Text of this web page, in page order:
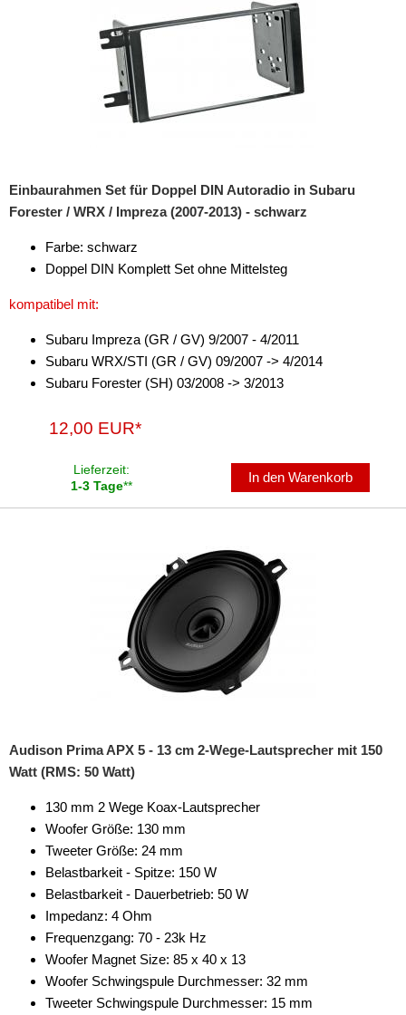
Einbaurahmen Set für Doppel DIN Autoradio in Subaru
Forester / WRX / Impreza (2007-2013) - schwarz
Farbe: schwarz
Doppel DIN Komplett Set ohne Mittelsteg
kompatibel mit:
Subaru Impreza (GR / GV) 9/2007 - 4/2011
Subaru WRX/STI (GR / GV) 09/2007 -> 4/2014
Subaru Forester (SH) 03/2008 -> 3/2013
12,00 EUR*
Lieferzeit:
1-3 Tage**
In den Warenkorb
Audison Prima APX 5 - 13 cm 2-Wege-Lautsprecher mit 150
Watt (RMS: 50 Watt)
130 mm 2 Wege Koax-Lautsprecher
Woofer Größe: 130 mm
Tweeter Größe: 24 mm
Belastbarkeit - Spitze: 150 W
Belastbarkeit - Dauerbetrieb: 50 W
Impedanz: 4 Ohm
Frequenzgang: 70 - 23k Hz
Woofer Magnet Size: 85 x 40 x 13
Woofer Schwingspule Durchmesser: 32 mm
Tweeter Schwingspule Durchmesser: 15 mm